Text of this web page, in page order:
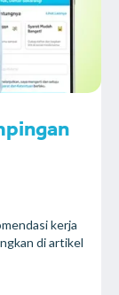
kerja
di artikel